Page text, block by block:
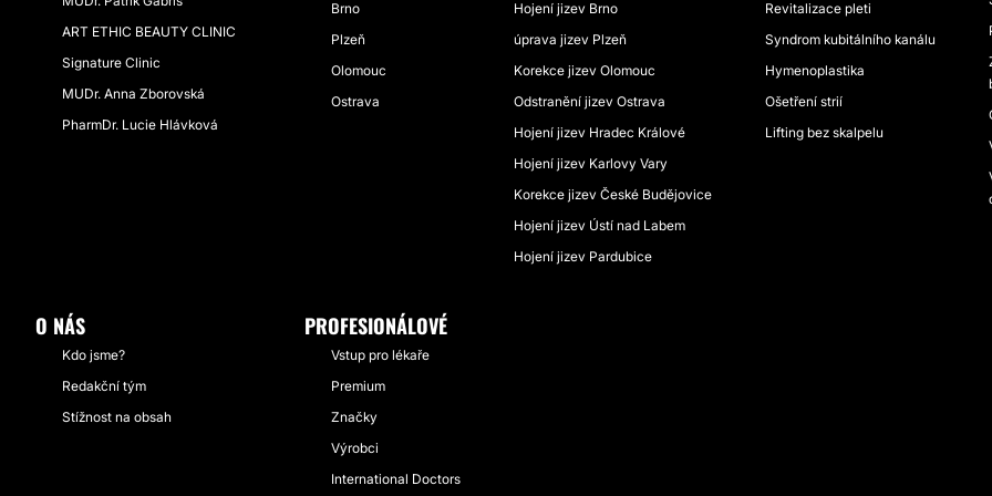
ART ETHIC BEAUTY CLINIC
Signature Clinic
MUDr. Anna Zborovská
PharmDr. Lucie Hlávková
Brno
Plzeň
Olomouc
Ostrava
Hojení jizev Brno
úprava jizev Plzeň
Korekce jizev Olomouc
Odstranění jizev Ostrava
Hojení jizev Hradec Králové
Hojení jizev Karlovy Vary
Korekce jizev České Budějovice
Hojení jizev Ústí nad Labem
Hojení jizev Pardubice
Revitalizace pleti
Syndrom kubitálního kanálu
Hymenoplastika
Ošetření strií
Lifting bez skalpelu
O NÁS
Kdo jsme?
Redakční tým
Stížnost na obsah
PROFESIONÁLOVÉ
Vstup pro lékaře
Premium
Značky
Výrobci
International Doctors